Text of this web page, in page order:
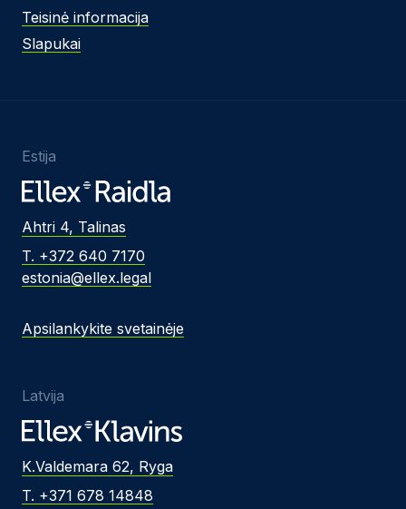
Teisinė informacija
Slapukai
Estija
Ahtri 4, Talinas
T. +372 640 7170
estonia@ellex.legal
Apsilankykite svetainėje
Latvija
K.Valdemara 62, Ryga
T. +371 678 14848